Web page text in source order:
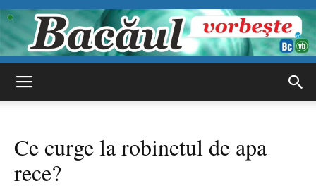
vorbește
Ce curge la robinetul de apa
rece?